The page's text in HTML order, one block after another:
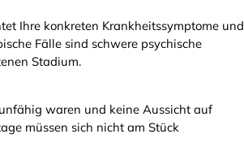
Ihre konkreten Krankheitssymptome und
Fälle sind schwere psychische
Stadium.
waren und keine Aussicht auf
müssen sich nicht am Stück